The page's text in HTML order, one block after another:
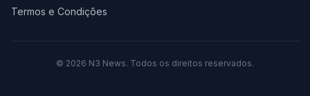
Termos e Condições
© 2026 N3 News. Todos os direitos reservados.